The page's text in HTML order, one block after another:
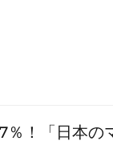
％！「日本の